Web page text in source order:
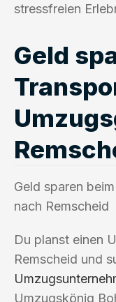
stressfreien
Geld
Geld sparen
nach Remscheid
Du planst einen
Remscheid und
Umzugskönig